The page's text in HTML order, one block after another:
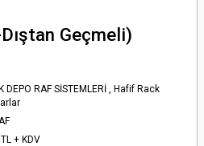
Geçmeli)
DEPO RAF SİSTEMLERİ , Hafif Rack
+ KDV